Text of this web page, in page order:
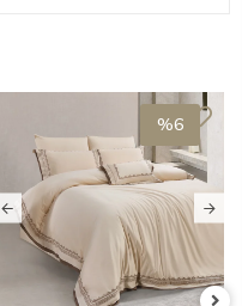
%6